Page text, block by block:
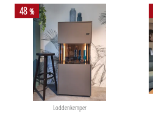
48%
Loddenkemper